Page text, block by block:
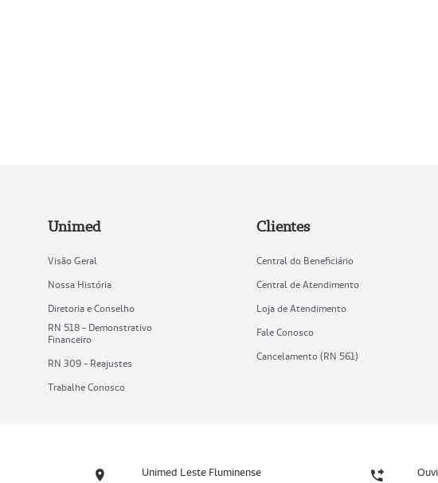
Unimed
Visão Geral
Nossa História
Diretoria e Conselho
RN 518 - Demonstrativo
Financeiro
RN 309 - Reajustes
Trabalhe Conosco
Clientes
Central do Beneficiário
Central de Atendimento
Loja de Atendimento
Fale Conosco
Cancelamento (RN 561)
Unimed Leste Fluminense